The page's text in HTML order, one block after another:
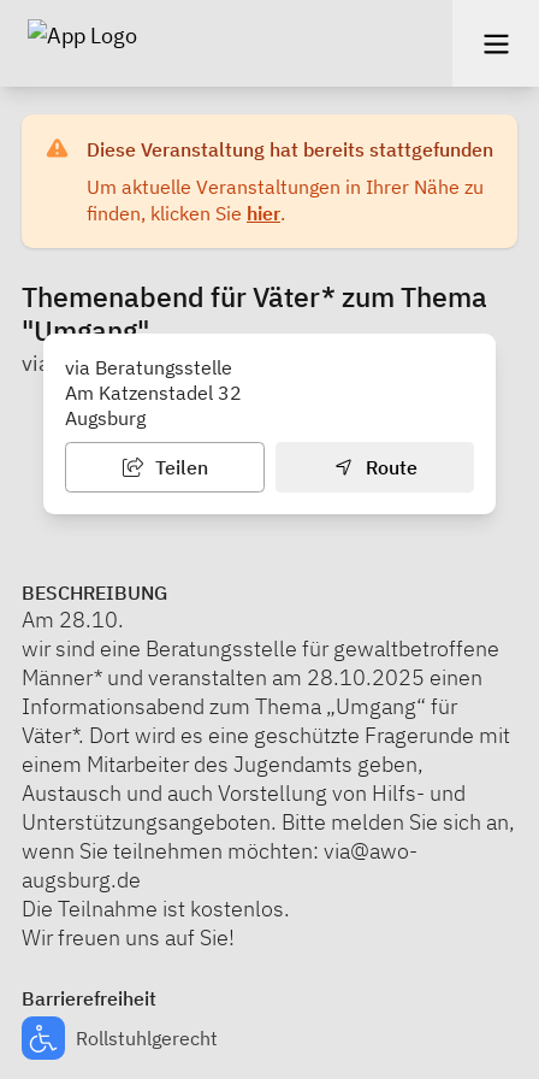
Diese Veranstaltung hat bereits stattgefunden
Um aktuelle Veranstaltungen in Ihrer Nähe zu
finden, klicken Sie hier.
Themenabend für Väter* zum Thema
"Umgang"
via Wege aus der Gewalt Beratungsstelle
via Beratungsstelle
Am Katzenstadel 32
Augsburg
Teilen Route
BESCHREIBUNG
Am 28.10.
wir sind eine Beratungsstelle für gewaltbetroffene
Männer* und veranstalten am 28.10.2025 einen
Informationsabend zum Thema „Umgang“ für
Väter*. Dort wird es eine geschützte Fragerunde mit
einem Mitarbeiter des Jugendamts geben,
Austausch und auch Vorstellung von Hilfs- und
Unterstützungsangeboten. Bitte melden Sie sich an,
wenn Sie teilnehmen möchten: via@awo-
augsburg.de
Die Teilnahme ist kostenlos.
Wir freuen uns auf Sie!
Barrierefreiheit
Rollstuhlgerecht